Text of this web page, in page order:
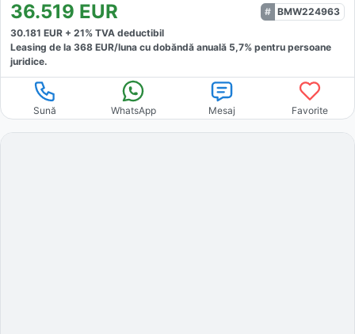
36.519 EUR
BMW224963
30.181 EUR + 21% TVA deductibil
Leasing de la 368 EUR/luna cu dobăndă anuală 5,7% pentru persoane
juridice.
Sună WhatsApp Mesaj Favorite